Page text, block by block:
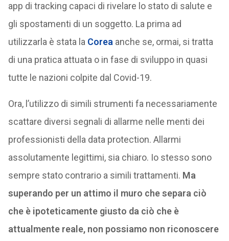
app di tracking capaci di rivelare lo stato di salute e
gli spostamenti di un soggetto. La prima ad
utilizzarla è stata la Corea anche se, ormai, si tratta
di una pratica attuata o in fase di sviluppo in quasi
tutte le nazioni colpite dal Covid-19.
Ora, l’utilizzo di simili strumenti fa necessariamente
scattare diversi segnali di allarme nelle menti dei
professionisti della data protection. Allarmi
assolutamente legittimi, sia chiaro. Io stesso sono
sempre stato contrario a simili trattamenti. Ma
superando per un attimo il muro che separa ciò
che è ipoteticamente giusto da ciò che è
attualmente reale, non possiamo non riconoscere